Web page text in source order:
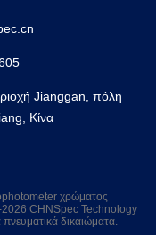
Jianggan, πόλη
Κίνα
χρώματος
2026 CHNSpec Technology
δικαιώματα.